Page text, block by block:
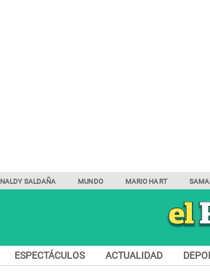
NALDY SALDAÑA MUNDO MARIO HART
ESPECTÁCULOS ACTUALIDAD